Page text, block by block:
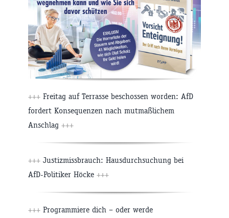
+++ Freitag auf Terrasse beschossen worden: AfD
fordert Konsequenzen nach mutmaßlichem
Anschlag +++
+++ Justizmissbrauch: Hausdurchsuchung bei
AfD-Politiker Höcke +++
+++ Programmiere dich – oder werde